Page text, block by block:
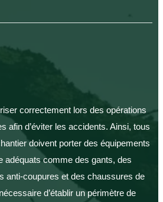
correctement lors des opérations
afin d’éviter les accidents. Ainsi, tous
doivent porter des équipements
adéquats comme des gants, des
anti-coupures et des chaussures de
d’établir un périmètre de